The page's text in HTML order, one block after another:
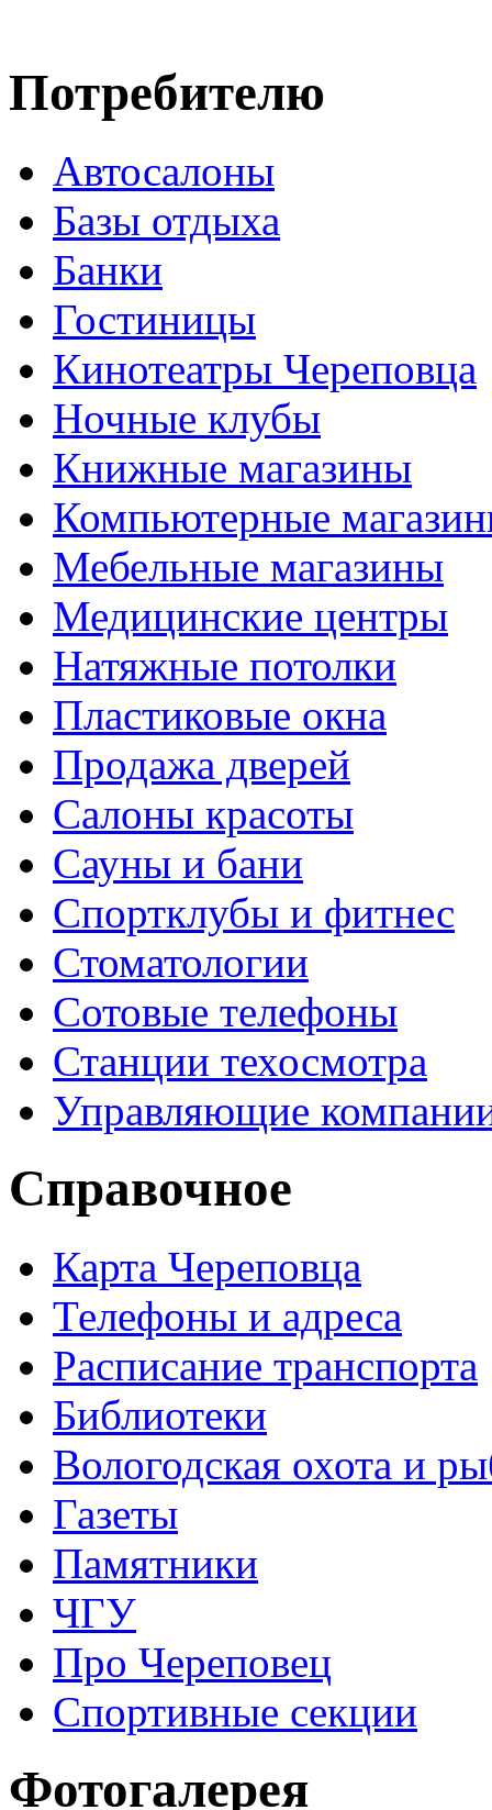
Потребителю
Автосалоны
Базы отдыха
Банки
Гостиницы
Кинотеатры Череповца
Ночные клубы
Книжные магазины
Компьютерные
Мебельные магазины
Медицинские центры
Натяжные потолки
Пластиковые окна
Продажа дверей
Салоны красоты
Сауны и бани
Спортклубы и фитнес
Стоматологии
Сотовые телефоны
Станции техосмотра
Управляющие
Справочное
Карта Череповца
Телефоны и адреса
Расписание транспорта
Библиотеки
Вологодская охота и
Газеты
Памятники
ЧГУ
Про Череповец
Спортивные секции
Фотогалерея